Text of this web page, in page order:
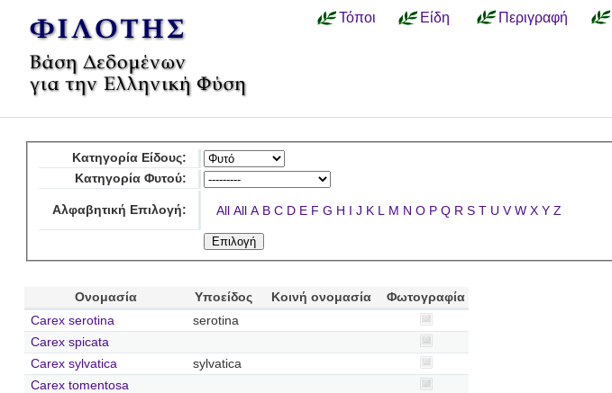
Τόποι Είδη Περιγραφή
Κατηγορία Είδους:
Κατηγορία Φυτού:
Αλφαβητική Επιλογή: All All A B C D E F G H I J K L M N O P Q R S T U V W X Y Z
Ονομασία Υποείδος Κοινή ονομασία
Φωτογραφία
Carex serotina
serotina
Carex spicata
Carex sylvatica
sylvatica
Carex tomentosa